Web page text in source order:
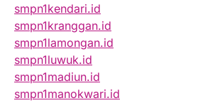
smpn1kendari.id
smpn1kranggan.id
smpn1lamongan.id
smpn1luwuk.id
smpn1madiun.id
smpn1manokwari.id